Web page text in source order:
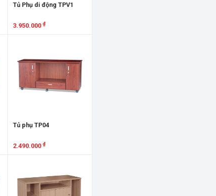
Tủ Phụ di động TPV1
3.950.000₫
Tủ phụ TP04
2.490.000₫